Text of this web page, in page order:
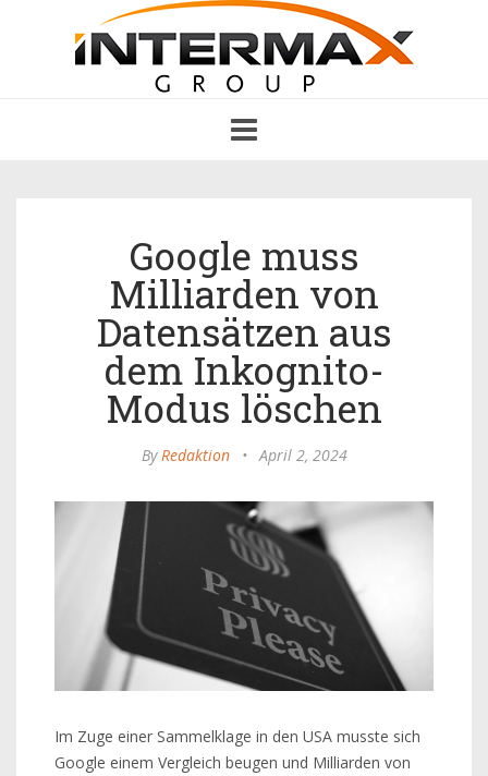
navigation
Google muss
Milliarden von
Datensätzen aus
dem Inkognito-
Modus löschen
ByRedaktion • April 2, 2024
Im Zuge einer Sammelklage in den USA musste sich
Google einem Vergleich beugen und Milliarden von